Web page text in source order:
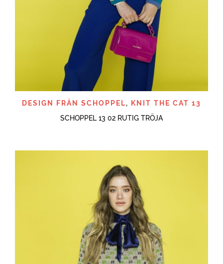
DESIGN FRÅN SCHOPPEL, KNIT THE CAT 13
SCHOPPEL 13 02 RUTIG TRÖJA